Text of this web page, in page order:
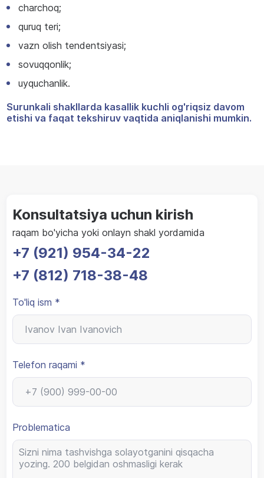
charchoq;
quruq teri;
vazn olish tendentsiyasi;
sovuqqonlik;
uyquchanlik.
Surunkali shakllarda kasallik kuchli og'riqsiz davom
etishi va faqat tekshiruv vaqtida aniqlanishi mumkin.
Konsultatsiya uchun kirish
raqam bo'yicha yoki onlayn shakl yordamida
+7 (921) 954-34-22
+7 (812) 718-38-48
To'liq ism *
Telefon raqami *
Problematica